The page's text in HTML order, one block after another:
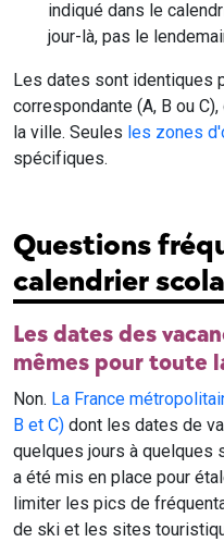
indiqué dans le
jour-là, pas le
Les dates sont identiques
correspondante (A, B ou
la ville. Seules les zones
spécifiques.
Questions
calendrier
Les dates des
mêmes pour toute
Non. La France
B et C) dont les dates de
quelques jours à quelques
a été mis en place pour
limiter les pics de
de ski et les sites